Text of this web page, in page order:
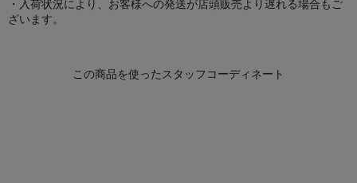
・入荷状況により、お客様への発送が店頭販売より遅れる場合もご
ざいます。